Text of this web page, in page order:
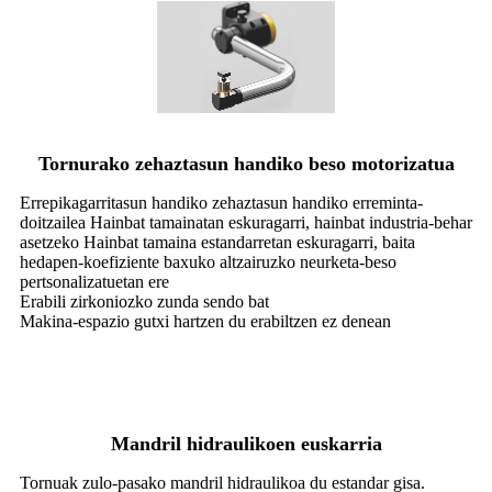
Tornurako zehaztasun handiko beso motorizatua
Errepikagarritasun handiko zehaztasun handiko erreminta-
doitzailea Hainbat tamainatan eskuragarri, hainbat industria-behar
asetzeko Hainbat tamaina estandarretan eskuragarri, baita
hedapen-koefiziente baxuko altzairuzko neurketa-beso
pertsonalizatuetan ere
Erabili zirkoniozko zunda sendo bat
Makina-espazio gutxi hartzen du erabiltzen ez denean
Mandril hidraulikoen euskarria
Tornuak zulo-pasako mandril hidraulikoa du estandar gisa.